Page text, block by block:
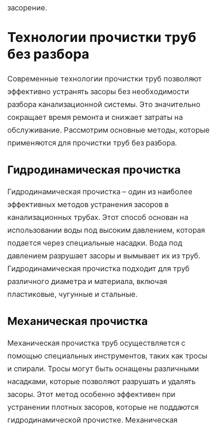
засорение.
Технологии прочистки труб
без разбора
Современные технологии прочистки труб позволяют
эффективно устранять засоры без необходимости
разбора канализационной системы. Это значительно
сокращает время ремонта и снижает затраты на
обслуживание. Рассмотрим основные методы, которые
применяются для прочистки труб без разбора.
Гидродинамическая прочистка
Гидродинамическая прочистка – один из наиболее
эффективных методов устранения засоров в
канализационных трубах. Этот способ основан на
использовании воды под высоким давлением, которая
подается через специальные насадки. Вода под
давлением разрушает засоры и вымывает их из труб.
Гидродинамическая прочистка подходит для труб
различного диаметра и материала, включая
пластиковые, чугунные и стальные.
Механическая прочистка
Механическая прочистка труб осуществляется с
помощью специальных инструментов, таких как тросы
и спирали. Тросы могут быть оснащены различными
насадками, которые позволяют разрушать и удалять
засоры. Этот метод особенно эффективен при
устранении плотных засоров, которые не поддаются
гидродинамической прочистке. Механическая